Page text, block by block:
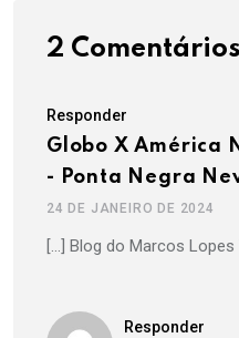
2 Comentários
Responder
Globo X América
- Ponta Negra
24 DE JANEIRO DE 2024
[…] Blog do Marcos
Responder